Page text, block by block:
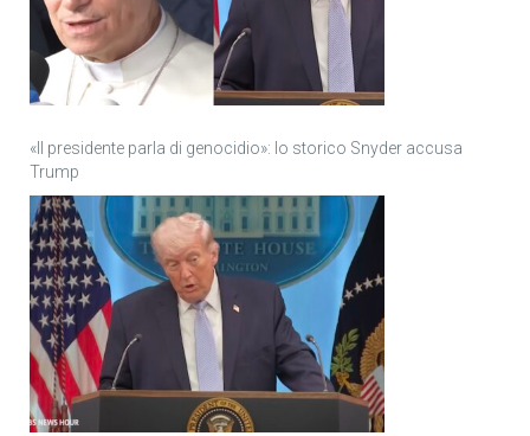
«Il presidente parla di genocidio»: lo storico Snyder accusa
Trump